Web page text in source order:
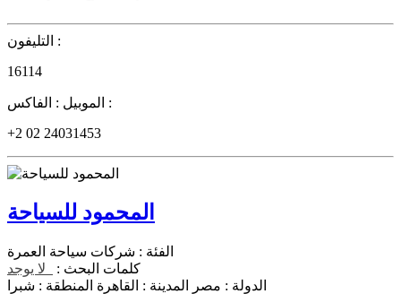
التليفون :
16114
الموبيل : الفاكس :
+2 02 24031453
المحمود للسياحة
الفئة : شركات سياحة العمرة
كلمات البحث :
لا يوجد
الدولة : مصر المدينة : القاهرة المنطقة : شبرا